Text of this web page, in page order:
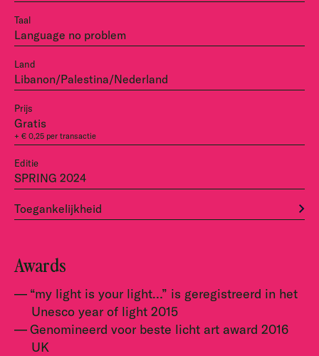
Taal
Language no problem
Land
Libanon/Palestina/Nederland
Prijs
Gratis
+ € 0,25 per transactie
Editie
SPRING 2024
Toegankelijkheid
Awards
“my light is your light…” is geregistreerd in het
Unesco year of light 2015
Genomineerd voor beste licht art award 2016
UK